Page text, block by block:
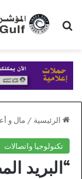
بحث عن
الرئيسية / مال و
تكنولوجيا واتصالات
“البريد